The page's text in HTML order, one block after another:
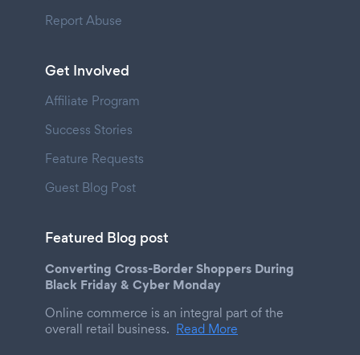
Report Abuse
Get Involved
Affiliate Program
Success Stories
Feature Requests
Guest Blog Post
Featured Blog post
Converting Cross-Border Shoppers During
Black Friday & Cyber Monday
Online commerce is an integral part of the
overall retail business. Read More